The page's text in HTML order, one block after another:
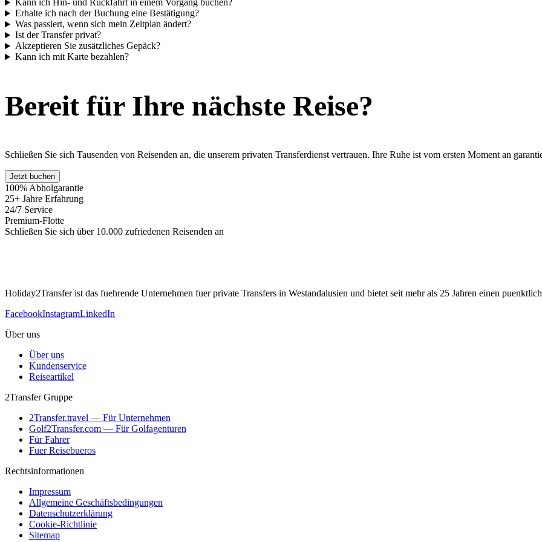
Kann ich Hin- und Rückfahrt in einem Vorgang buchen?
Erhalte ich nach der Buchung eine Bestätigung?
Was passiert, wenn sich mein Zeitplan ändert?
Ist der Transfer privat?
Akzeptieren Sie zusätzliches Gepäck?
Kann ich mit Karte bezahlen?
Bereit für Ihre nächste Reise?
Schließen Sie sich Tausenden von Reisenden an, die unserem privaten Transferdienst vertrauen. Ihre Ruhe ist vom ersten Moment an
Jetzt buchen
100% Abholgarantie
25+ Jahre Erfahrung
24/7 Service
Premium-Flotte
Schließen Sie sich über 10.000 zufriedenen Reisenden an
Holiday2Transfer ist das fuehrende Unternehmen fuer private Transfers in Westandalusien und bietet seit mehr als 25 Jahren einen
FacebookInstagramLinkedIn
Über uns
Über uns
Kundenservice
Reiseartikel
2Transfer Gruppe
2Transfer.travel — Für Unternehmen
Golf2Transfer.com — Für Golfagenturen
Für Fahrer
Fuer Reisebueros
Rechtsinformationen
Impressum
Allgemeine Geschäftsbedingungen
Datenschutzerklärung
Cookie-Richtlinie
Sitemap